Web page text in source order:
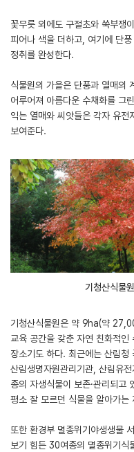
꽃무릇 외에도 구절초와 쑥부쟁
피어나 색을 더하고, 여기에 단
정취를 완성한다.
식물원의 가을은 단풍과 열매의
어루어져 아름다운 수채화를 그
익는 열매와 씨앗들은 각자 유전
보여준다.
기청산식물
기청산식물원은 약 9ha(약
교육 공간을 갖춘 자연 친화적인
장소기도 하다. 최근에는 산림청
산림생명자원관리기관, 산림유
종의 자생식물이 보존·관리되고
평소 잘 모르던 식물을 알아가는
또한 환경부 멸종위기야생생물
보기 힘든 30여종의 멸종위기식